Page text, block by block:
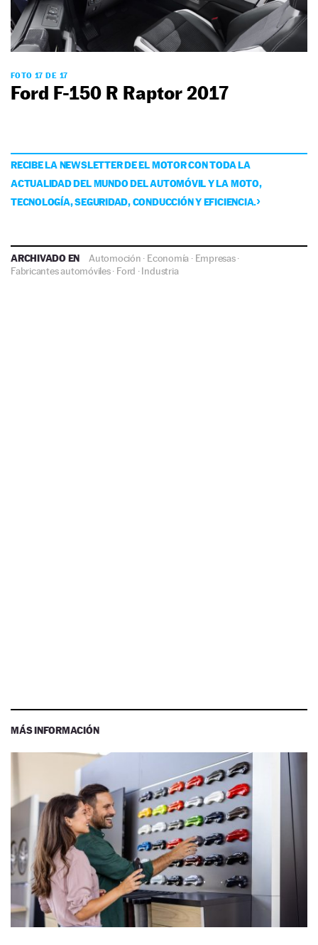
FOTO 17 DE 17
Ford F-150 R Raptor 2017
RECIBE LA NEWSLETTER DE EL MOTOR CON TODA LA
ACTUALIDAD DEL MUNDO DEL AUTOMÓVIL Y LA MOTO,
TECNOLOGÍA, SEGURIDAD, CONDUCCIÓN Y EFICIENCIA.
ARCHIVADO EN Automoción · Economía · Empresas·
Fabricantes automóviles· Ford ·Industria
MÁS INFORMACIÓN